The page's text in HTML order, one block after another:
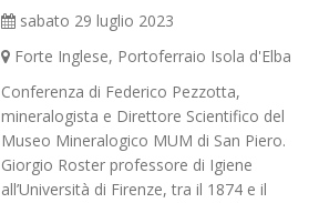
sabato 29 luglio 2023
Forte Inglese, Portoferraio Isola d'Elba
Conferenza di Federico Pezzotta,
mineralogista e Direttore Scientifico del
Museo Mineralogico MUM di San Piero.
Giorgio Roster professore di Igiene
all’Università di Firenze, tra il 1874 e il